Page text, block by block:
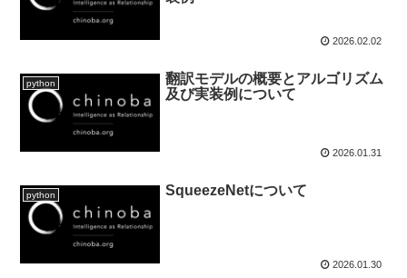
2026.02.02
python
翻訳モデルの概要とアルゴリズム
及び実装例について
2026.01.31
python SqueezeNetについて
2026.01.30